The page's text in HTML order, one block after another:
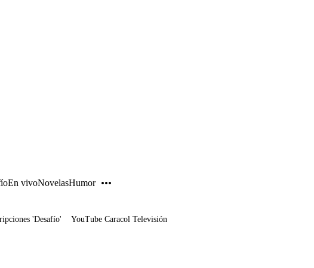
En vivoNovelasHumor
'Desafío' YouTube Caracol Televisión